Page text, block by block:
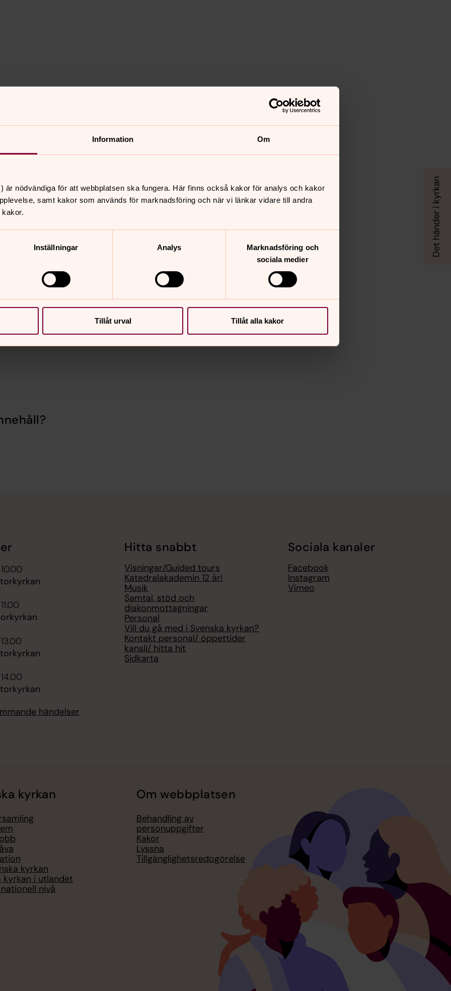
Information Om
är nödvändiga för att webbplatsen ska fungera. Här finns också kakor för analys och kakor
samt kakor som används för marknadsföring och när vi länkar vidare till andra
Inställningar Analys
Marknadsföring och
sociala medier
Tillåt urval Tillåt alla kakor
fördel Storkyrkan).
Messias med S:t Jacobs
för marknadsföring.
händelser
Hitta snabbt
Visningar/Guided tours
Katedralakademin 12 år!
Musik
Samtal, stöd och
diakonmottagningar
Personal
Vill du gå med i Svenska kyrkan?
Kontakt personal/ öppettider
kansli/ hitta hit
Sidkarta
Sociala kanaler
Facebook
Instagram
Vimeo
kyrkan
kyrkan
kyrkan i utlandet
nivå
Om webbplatsen
Behandling av
personuppgifter
Kakor
Lyssna
Tillgänglighetsredogörelse